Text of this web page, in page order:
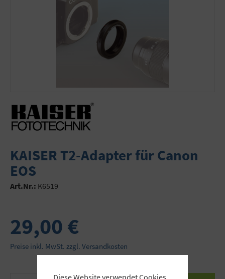
KAISER T2-Adapter für Canon
EOS
Art.Nr.: K6519
29,00 €
Preise inkl. MwSt. zzgl. Versandkosten
Diese Website verwendet Cookies,